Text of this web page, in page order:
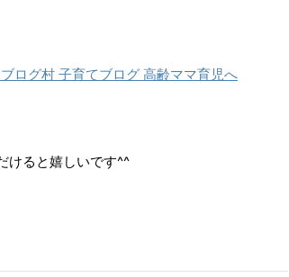
けると嬉しいです^^